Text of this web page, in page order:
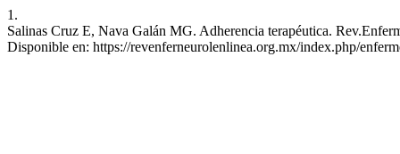
1.
Salinas Cruz E, Nava Galán MG. Adherencia terapéutica.
Disponible en: https://revenferneurolenlinea.org.mx/index.php/